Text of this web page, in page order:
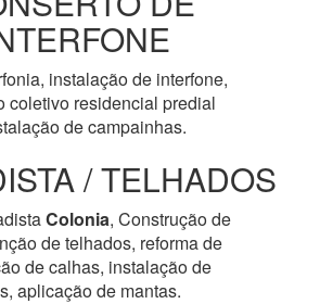
instalação de interfone,
coletivo residencial predial
de campainhas.
/ TELHADOS
Colonia, Construção de
de telhados, reforma de
de calhas, instalação de
aplicação de mantas.